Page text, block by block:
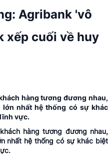
Agribank 'vô
xếp cuối về huy
hàng tương đương nhau,
nhất hệ thống có sự khác
vực.
hàng tương đương nhau,
nhất hệ thống có sự khác biệt